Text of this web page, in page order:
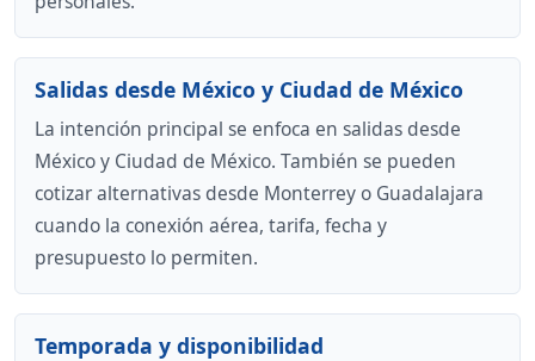
Salidas desde México y Ciudad de México
La intención principal se enfoca en salidas desde
México y Ciudad de México. También se pueden
cotizar alternativas desde Monterrey o Guadalajara
cuando la conexión aérea, tarifa, fecha y
presupuesto lo permiten.
Temporada y disponibilidad